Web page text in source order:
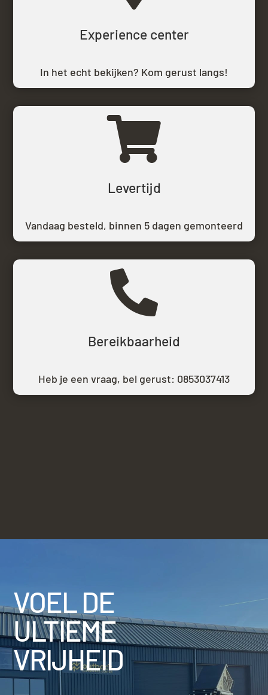
Experience center
In het echt bekijken? Kom gerust langs!

Levertijd
Vandaag besteld, binnen 5 dagen gemonteerd

Bereikbaarheid
Heb je een vraag, bel gerust: 0853037413
VOEL DE
ULTIEME
VRIJHEID